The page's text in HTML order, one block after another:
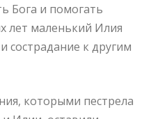
Бога и помогать
лет маленький Илия
сострадание к другим
которыми пестрела